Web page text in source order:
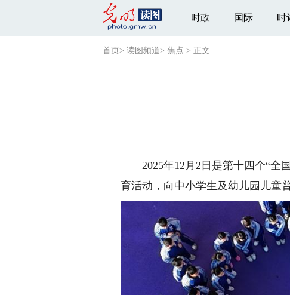
时政 国际 时
首页 > 读图频道> 焦点 > 正文
2025年12月2日是第十四个“全国
育活动，向中小学生及幼儿园儿童